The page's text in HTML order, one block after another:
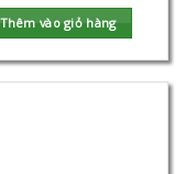
Thêm vào giỏ hàng